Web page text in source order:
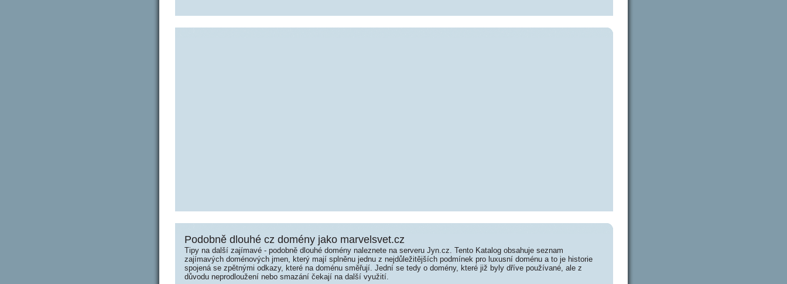
Podobně dlouhé cz domény jako marvelsvet.cz
Tipy na další zajímavé - podobně dlouhé domény naleznete na serveru Jyn.cz. Tento Katalog obsahuje seznam
zajímavých doménových jmen, který mají splněnu jednu z nejdůležitějších podmínek pro luxusní doménu a to je historie
spojená se zpětnými odkazy, které na doménu směřují. Jední se tedy o domény, které již byly dříve používané, ale z
důvodu neprodloužení nebo smazání čekají na další využití.